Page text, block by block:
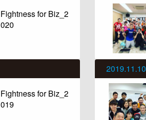
Fightness for Biz_2
020
Fightness for Biz_2
019
2019.11.10